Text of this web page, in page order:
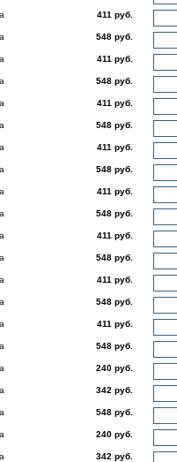
411 руб.
548 руб.
411 руб.
548 руб.
411 руб.
548 руб.
411 руб.
548 руб.
411 руб.
548 руб.
411 руб.
548 руб.
411 руб.
548 руб.
411 руб.
548 руб.
240 руб.
342 руб.
548 руб.
240 руб.
342 руб.